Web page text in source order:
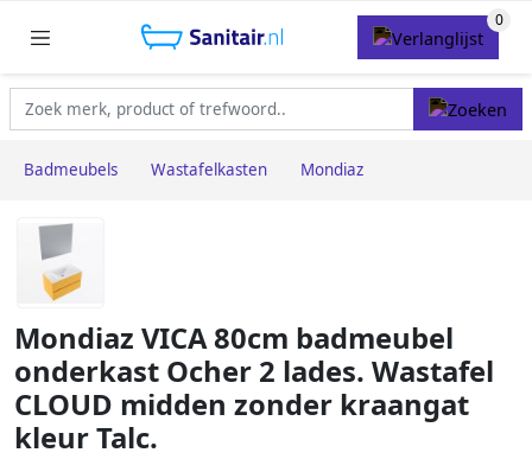
Badmeubels Wastafelkasten Mondiaz
Mondiaz VICA 80cm badmeubel
onderkast Ocher 2 lades. Wastafel
CLOUD midden zonder kraangat
kleur Talc.